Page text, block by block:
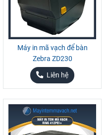
Máy in mã vạch để bàn
Zebra ZD230
Liên hệ